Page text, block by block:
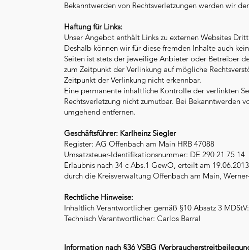
Bekanntwerden von Rechtsverletzungen werden wir
Haftung für Links:
Unser Angebot enthält Links zu externen Websites
Deshalb können wir für diese fremden Inhalte auch
Seiten ist stets der jeweilige Anbieter oder Betreiber
zum Zeitpunkt der Verlinkung auf mögliche
Zeitpunkt der Verlinkung nicht erkennbar.
Eine permanente inhaltliche Kontrolle der verlinkten
Rechtsverletzung nicht zumutbar. Bei Bekanntwerden
umgehend entfernen.
Geschäftsführer: Karlheinz Siegler
Register: AG Offenbach am Main HRB 47088
Umsatzsteuer-Identifikationsnummer: DE 290 21 75 14
Erlaubnis nach 34 c Abs.1 GewO, erteilt am
durch die Kreisverwaltung Offenbach am Main,
Rechtliche Hinweise:
Inhaltlich Verantwortlicher gemäß §10 Absatz 3
Technisch Verantwortlicher: Carlos Barral
Information nach §36 VSBG